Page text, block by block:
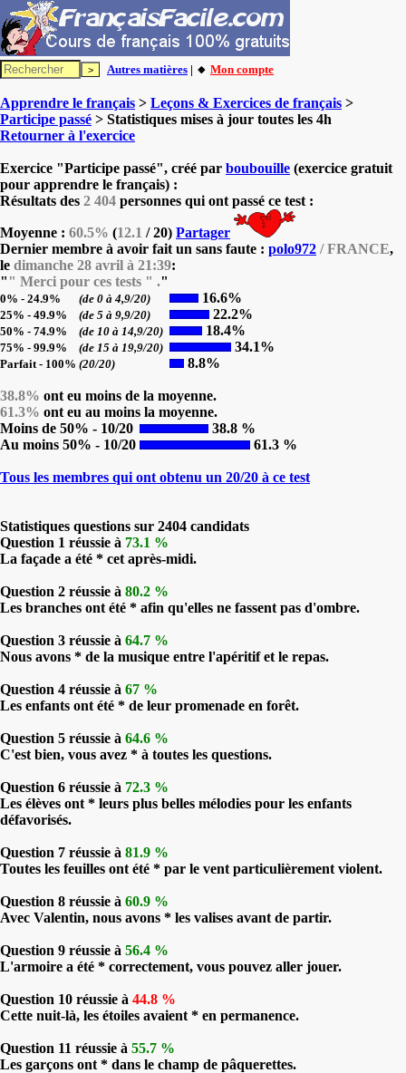
Autres matières | 🔸 Mon compte
Apprendre le français > Leçons & Exercices de français >
Participe passé > Statistiques mises à jour toutes les 4h
Retourner à l'exercice
Exercice "Participe passé", créé par boubouille (exercice gratuit
pour apprendre le français) :
Résultats des 2 404 personnes qui ont passé ce test :
Moyenne : 60.5% (12.1 / 20) Partager
Dernier membre à avoir fait un sans faute : polo972 / FRANCE,
le dimanche 28 avril à 21:39:
" " Merci pour ces tests " ."
0% - 24.9% (de 0 à 4,9/20) 16.6%
25% - 49.9% (de 5 à 9,9/20) 22.2%
50% - 74.9% (de 10 à 14,9/20) 18.4%
75% - 99.9% (de 15 à 19,9/20) 34.1%
Parfait - 100% (20/20) 8.8%
38.8% ont eu moins de la moyenne.
61.3% ont eu au moins la moyenne.
Moins de 50% - 10/20
38.8 %
Au moins 50% - 10/20
61.3 %
Tous les membres qui ont obtenu un 20/20 à ce test
Statistiques questions sur 2404 candidats
Question 1 réussie à 73.1 %
La façade a été * cet après-midi.
Question 2 réussie à 80.2 %
Les branches ont été * afin qu'elles ne fassent pas d'ombre.
Question 3 réussie à 64.7 %
Nous avons * de la musique entre l'apéritif et le repas.
Question 4 réussie à 67 %
Les enfants ont été * de leur promenade en forêt.
Question 5 réussie à 64.6 %
C'est bien, vous avez * à toutes les questions.
Question 6 réussie à 72.3 %
Les élèves ont * leurs plus belles mélodies pour les enfants
défavorisés.
Question 7 réussie à 81.9 %
Toutes les feuilles ont été * par le vent particulièrement violent.
Question 8 réussie à 60.9 %
Avec Valentin, nous avons * les valises avant de partir.
Question 9 réussie à 56.4 %
L'armoire a été * correctement, vous pouvez aller jouer.
Question 10 réussie à 44.8 %
Cette nuit-là, les étoiles avaient * en permanence.
Question 11 réussie à 55.7 %
Les garçons ont * dans le champ de pâquerettes.